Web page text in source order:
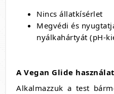
Nincs állatkísérlet
Megvédi és
nyálkahártyát (pH-
A Vegan Glide
Alkalmazzuk a test